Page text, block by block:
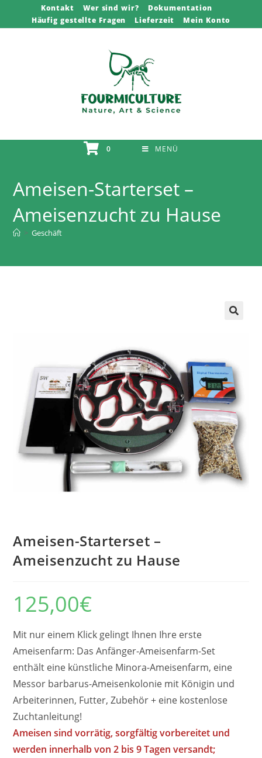
Kontakt Wer sind wir?
Dokumentation
Häufig gestellte Fragen
Lieferzeit Mein Konto
0 MENÜ
Ameisen-Starterset –
Ameisenzucht zu Hause
> Geschäft
Ameisen-Starterset –
Ameisenzucht zu Hause
125,00€
Mit nur einem Klick gelingt Ihnen Ihre erste
Ameisenfarm: Das Anfänger-Ameisenfarm-Set
enthält eine künstliche Minora-Ameisenfarm, eine
Messor barbarus-Ameisenkolonie mit Königin und
Arbeiterinnen, Futter, Zubehör + eine kostenlose
Zuchtanleitung!
Ameisen sind vorrätig, sorgfältig vorbereitet und
werden innerhalb von 2 bis 9 Tagen versandt;